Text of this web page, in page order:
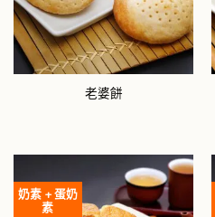
老婆餅
奶素 + 蛋奶
素